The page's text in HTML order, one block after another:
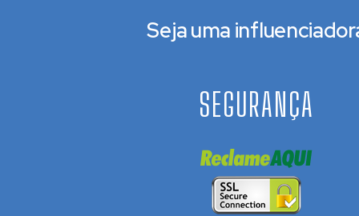
Seja uma
SEGURANÇA